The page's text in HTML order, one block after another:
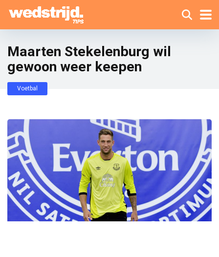
Maarten Stekelenburg wil
gewoon weer keepen
Voetbal